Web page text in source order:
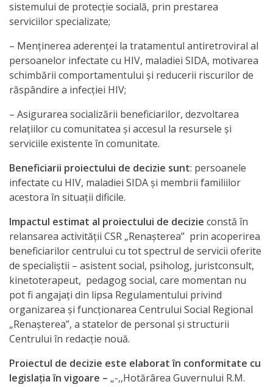
regulamente
Legislație
internațională
Legislație
națională
Acte
interne
Media
Comunicate
de
presă
Informații
utile
Versiunea
sistemului de protecţie socială, prin prestarea
serviciilor specializate;
– Menţinerea aderenţei la tratamentul antiretroviral al
persoanelor infectate cu HIV, maladiei SIDA, motivarea
schimbării comportamentului şi reducerii riscurilor de
răspândire a infecţiei HIV;
– Asigurarea socializării beneficiarilor, dezvoltarea
relaţiilor cu comunitatea şi accesul la resursele şi
serviciile existente în comunitate.
Beneficiarii proiectului de decizie sunt: persoanele
infectate cu HIV, maladiei SIDA şi membrii familiilor
acestora în situaţii dificile.
Impactul estimat al proiectului de decizie constă în
relansarea activității CSR „Renașterea” prin acoperirea
beneficiarilor centrului cu tot spectrul de servicii oferite
de specialiștii – asistent social, psiholog, juristconsult,
kinetoterapeut, pedagog social, care momentan nu
pot fi angajați din lipsa Regulamentului privind
organizarea şi funcţionarea Centrului Social Regional
„Renașterea”, a statelor de personal și structurii
Centrului în redacție nouă.
Proiectul de decizie este elaborat în conformitate cu
legislaţia în vigoare – „-,,Hotărârea Guvernului R.M.